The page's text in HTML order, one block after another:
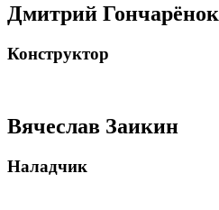
Дмитрий Гончарёнок
Конструктор
Вячеслав Заикин
Наладчик